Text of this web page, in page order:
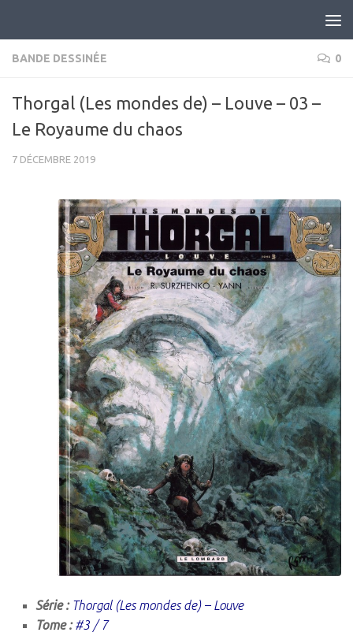
BANDE DESSINÉE 0
Thorgal (Les mondes de) – Louve – 03 –
Le Royaume du chaos
7 DÉCEMBRE 2019
Série : Thorgal (Les mondes de) – Louve
Tome :#3 / 7